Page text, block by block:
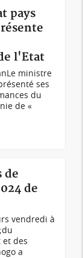
pays
l'Etat
ministre
ses
du
de «
de
de
vendredi à
et des
a